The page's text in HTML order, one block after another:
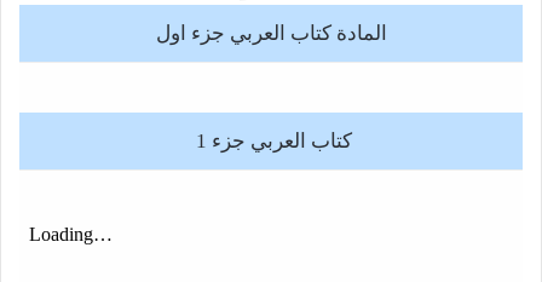
المادة كتاب العربي جزء اول
كتاب العربي جزء 1